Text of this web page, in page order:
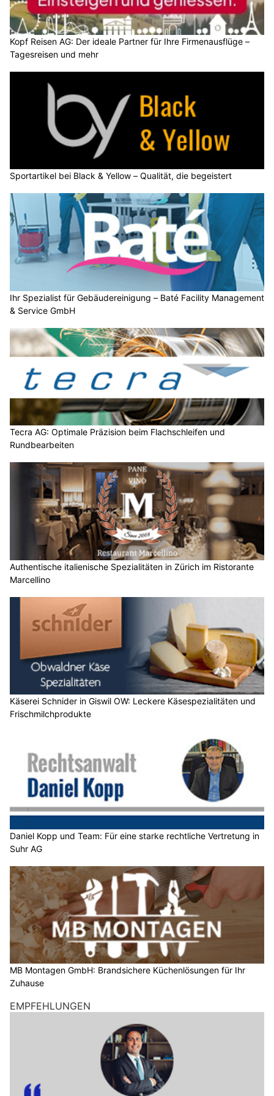
Kopf Reisen AG: Der ideale Partner für Ihre Firmenausflüge –
Tagesreisen und mehr
Sportartikel bei Black & Yellow – Qualität, die begeistert
Ihr Spezialist für Gebäudereinigung – Baté Facility Management
& Service GmbH
Tecra AG: Optimale Präzision beim Flachschleifen und
Rundbearbeiten
Authentische italienische Spezialitäten in Zürich im Ristorante
Marcellino
Käserei Schnider in Giswil OW: Leckere Käsespezialitäten und
Frischmilchprodukte
Daniel Kopp und Team: Für eine starke rechtliche Vertretung in
Suhr AG
MB Montagen GmbH: Brandsichere Küchenlösungen für Ihr
Zuhause
EMPFEHLUNGEN